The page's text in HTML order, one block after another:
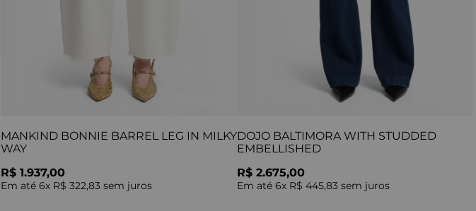
MANKIND BONNIE BARREL LEG IN MILKY
WAY
R$ 1.937,00
Em até 6x R$ 322,83 sem juros
DOJO BALTIMORA WITH STUDDED
EMBELLISHED
R$ 2.675,00
Em até 6x R$ 445,83 sem juros